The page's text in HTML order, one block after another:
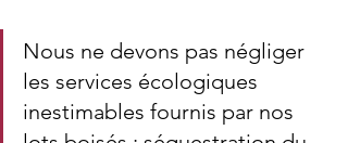
Nous ne devons pas négliger
les services écologiques
inestimables fournis par nos